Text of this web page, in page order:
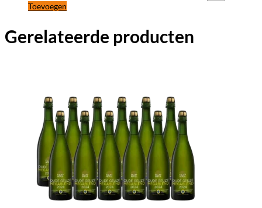
Toevoegen
Gerelateerde producten